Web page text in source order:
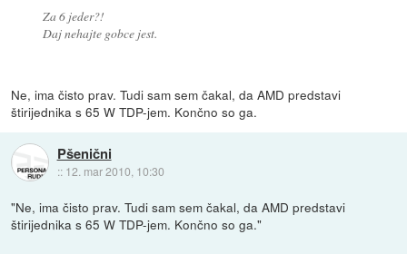
Za 6 jeder?!
Daj nehajte gobce jest.
Ne, ima čisto prav. Tudi sam sem čakal, da AMD predstavi
štirijednika s 65 W TDP-jem. Končno so ga.
Pšenični
:: 12. mar 2010, 10:30
"Ne, ima čisto prav. Tudi sam sem čakal, da AMD predstavi
štirijednika s 65 W TDP-jem. Končno so ga."